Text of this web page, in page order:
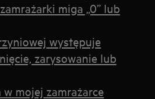
miga „0” lub
występuje
zarysowanie lub
w mojej zamrażarce